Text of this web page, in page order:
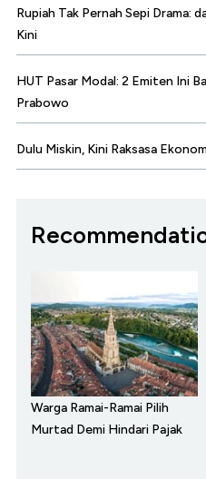
Rupiah Tak Pernah Sepi Drama:
Kini
HUT Pasar Modal: 2 Emiten Ini
Prabowo
Dulu Miskin, Kini Raksasa
Warga Ramai-Ramai Pilih
Murtad Demi Hindari Pajak